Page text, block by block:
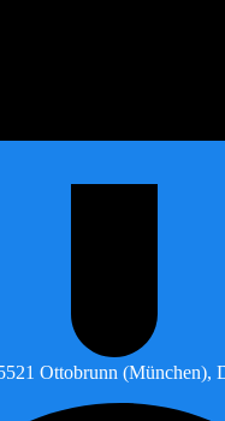
Ottobrunn (München),